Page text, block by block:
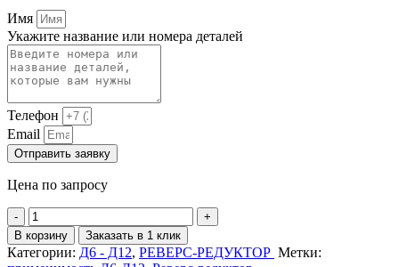
Имя
Укажите название или номера деталей
Телефон
Email
Отправить заявку
Цена по запросу
Количество
товара
Корпус
реверс-
В корзину Заказать в 1 клик
Категории: Д6 - Д12, РЕВЕРС-РЕДУКТОР Метки: